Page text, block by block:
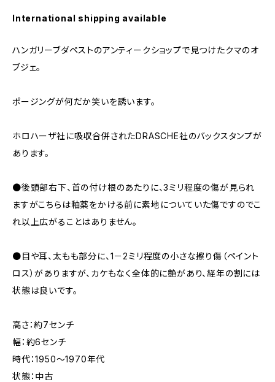
International shipping available
ハンガリーブダペストのアンティークショップで見つけたクマのオ
ブジェ。
ポージングが何だか笑いを誘います。
ホロハーザ社に吸収合併されたDRASCHE社のバックスタンプが
あります。
●後頭部右下、首の付け根のあたりに、3ミリ程度の傷が見られ
ますがこちらは釉薬をかける前に素地についていた傷ですのでこ
れ以上広がることはありません。
●目や耳、太もも部分に、1－2ミリ程度の小さな擦り傷（ペイント
ロス）がありますが、カケもなく全体的に艶があり、経年の割には
状態は良いです。
高さ：約7センチ
幅：約6センチ
時代：1950～1970年代
状態：中古